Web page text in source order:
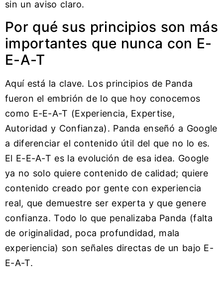
sin un aviso claro.
Por qué sus principios son más
importantes que nunca con E-
E-A-T
Aquí está la clave. Los principios de Panda
fueron el embrión de lo que hoy conocemos
como E-E-A-T (Experiencia, Expertise,
Autoridad y Confianza). Panda enseñó a Google
a diferenciar el contenido útil del que no lo es.
El E-E-A-T es la evolución de esa idea. Google
ya no solo quiere contenido de calidad; quiere
contenido creado por gente con experiencia
real, que demuestre ser experta y que genere
confianza. Todo lo que penalizaba Panda (falta
de originalidad, poca profundidad, mala
experiencia) son señales directas de un bajo E-
E-A-T.